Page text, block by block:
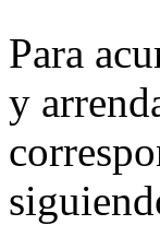
Para
y